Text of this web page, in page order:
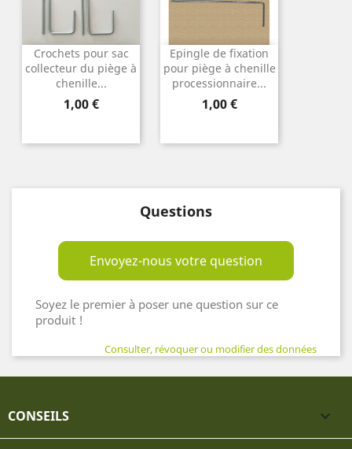
Crochets pour sac
collecteur du piège à
chenille...
Prix
1,00 €
Epingle de fixation
pour piège à chenille
processionnaire...
Prix
1,00 €
Questions
Envoyez-nous votre question
Soyez le premier à poser une question sur ce
produit !
Consulter, révoquer ou modifier des données
CONSEILS 